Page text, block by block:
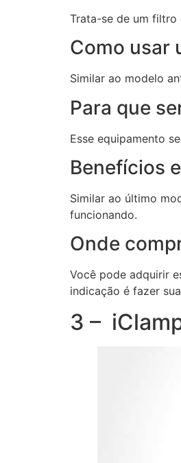
Trata-se de um filtro
Como usar
Similar ao modelo
Para que
Esse equipamento
Benefícios
Similar ao último
funcionando.
Onde
Você pode adquirir
indicação é fazer
3 –